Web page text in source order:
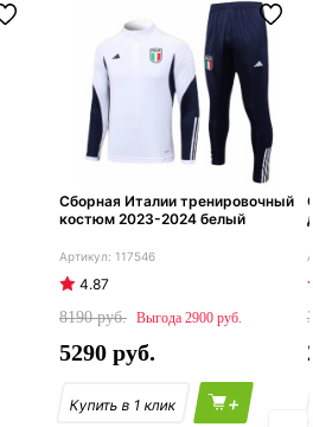
Сборная Италии тренировочный
костюм 2023-2024 белый
117546
4.87
8190
2900
5290
+